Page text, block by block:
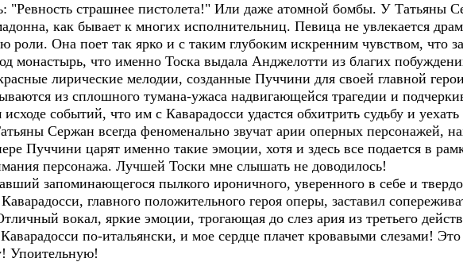
"Ревность страшнее пистолета!" Или даже атомной бомбы. У Татьяны
как бывает к многих исполнительниц. Певица не увлекается
роли. Она поет так ярко и с таким глубоким искренним чувством, что
монастырь, что именно Тоска выдала Анджелотти из благих
лирические мелодии, созданные Пуччини для своей главной
из сплошного тумана-ужаса надвигающейся трагедии и
событий, что им с Каварадосси удастся обхитрить судьбу и
Сержан всегда феноменально звучат арии оперных персонажей,
Пуччини царят именно такие эмоции, хотя и здесь все подается в
персонажа. Лучшей Тоски мне слышать не доводилось!
запоминающегося пылкого ироничного, уверенного в себе и
главного положительного героя оперы, заставил
вокал, яркие эмоции, трогающая до слез ария из третьего
по-итальянски, и мое сердце плачет кровавыми слезами!
Упоительную!